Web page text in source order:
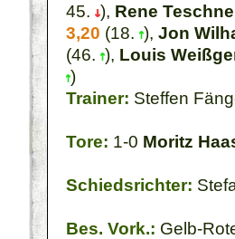
45. ), Rene
3,20 (18. ), Jon
(46. ), Louis
)
Trainer: Steffen
Tore: 1-0 Moritz
Schiedsrichter:
Bes. Vork.: Gelb-